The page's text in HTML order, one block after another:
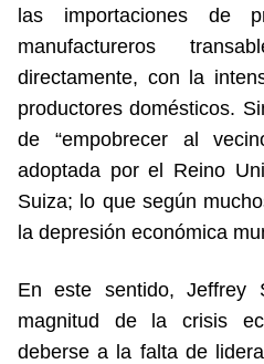
las importaciones de
manufactureros
directamente, con la
productores domésticos.
de “empobrecer al
adoptada por el Reino
Suiza; lo que según
la depresión económica
En este sentido, Jeffrey
magnitud de la crisis
deberse a la falta de